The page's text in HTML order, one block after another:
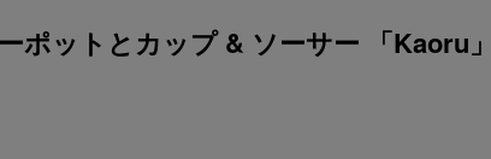
ポットとカップ & ソーサー 「Kaoru